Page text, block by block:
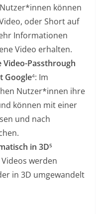
können
oder Short auf
Informationen
Video erhalten.
Passthrough
Google4: Im
Nutzer*innen ihre
können mit einer
und nach
in 3D5
werden
in 3D umgewandelt